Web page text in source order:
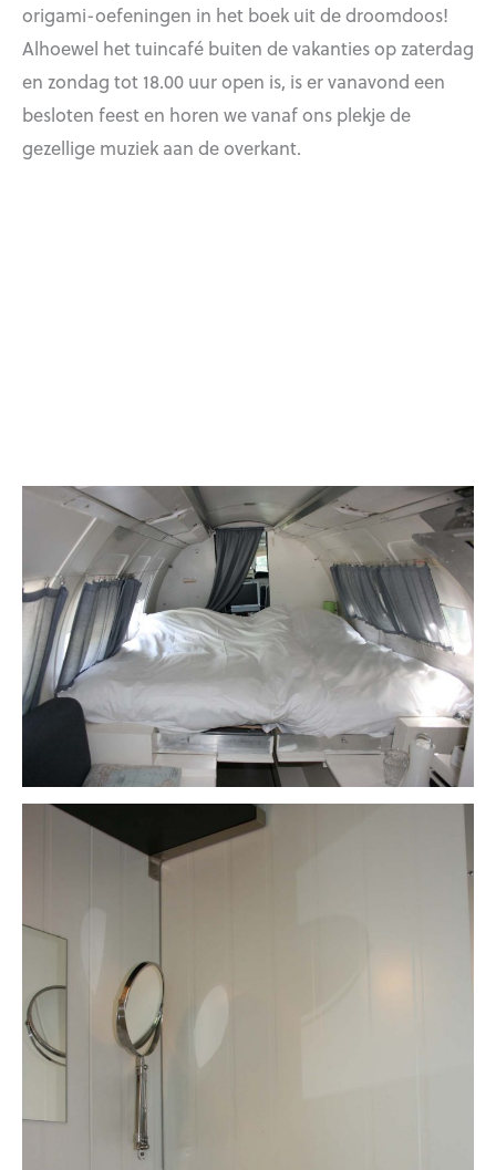
origami-oefeningen in het boek uit de droomdoos!
Alhoewel het tuincafé buiten de vakanties op zaterdag
en zondag tot 18.00 uur open is, is er vanavond een
besloten feest en horen we vanaf ons plekje de
gezellige muziek aan de overkant.